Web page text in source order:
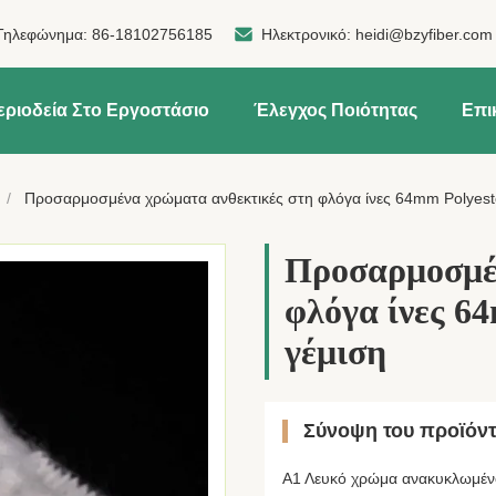
86-18102756185 Ηλεκτρονικό: heidi@bzyfiber.com
Στο Εργοστάσιο Έλεγχος Ποιότητας
/ Προσαρμοσμένα χρώματα ανθεκτικές στη φλόγα ίνες 64mm
φλόγα ίνες
γέμιση
Σύνοψη του
Α1 Λευκό χρώμα